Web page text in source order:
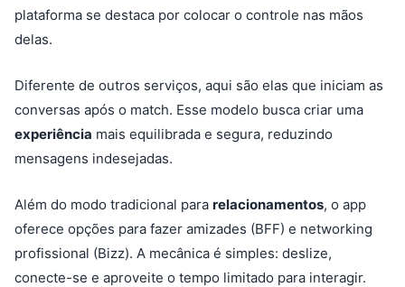
plataforma se destaca por colocar o controle nas mãos
delas.
Diferente de outros serviços, aqui são elas que iniciam as
conversas após o match. Esse modelo busca criar uma
experiência mais equilibrada e segura, reduzindo
mensagens indesejadas.
Além do modo tradicional para relacionamentos, o app
oferece opções para fazer amizades (BFF) e networking
profissional (Bizz). A mecânica é simples: deslize,
conecte-se e aproveite o tempo limitado para interagir.